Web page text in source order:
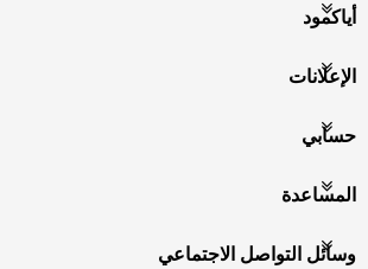
أياكمود
الإعلانات
حسابي
المساعدة
وسائل التواصل الاجتماعي